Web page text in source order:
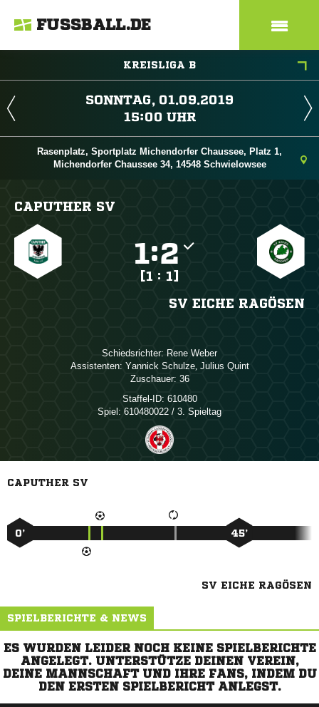
FUSSBALL.DE
KREISLIGA B
 
 
Rasenplatz, Sportplatz Michendorfer Chaussee, Platz 1,
Michendorfer Chaussee 34, 14548 Schwielowsee
CAPUTHER SV
:
[1 : 1]
SV EICHE RAGÖSEN
Schiedsrichter:  
Assistenten:  ,  
Zuschauer: 36
Staffel-ID: 610480
Spiel: 610480022 / 3. Spieltag
CAPUTHER SV
0’ 45’
SV EICHE RAGÖSEN
SPIELBERICHTE & NEWS
ES WURDEN LEIDER NOCH KEINE SPIELBERICHTE
ANGELEGT. UNTERSTÜTZE DEINEN VEREIN,
DEINE MANNSCHAFT UND IHRE FANS, INDEM DU
DEN ERSTEN SPIELBERICHT ANLEGST.